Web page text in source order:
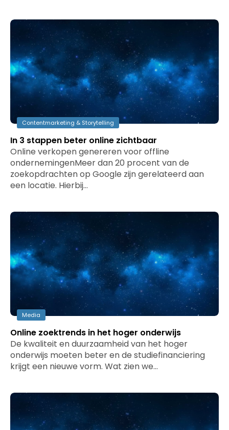
Contentmarketing & Storytelling
In 3 stappen beter online zichtbaar
Online verkopen genereren voor offline
ondernemingenMeer dan 20 procent van de
zoekopdrachten op Google zijn gerelateerd aan
een locatie. Hierbij…
Media
Online zoektrends in het hoger onderwijs
De kwaliteit en duurzaamheid van het hoger
onderwijs moeten beter en de studiefinanciering
krijgt een nieuwe vorm. Wat zien we…